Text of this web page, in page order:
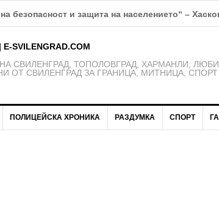
Свиленград – 1921 получават нови екипи
СВИЛЕНГРАД, ТОПОЛОВГРАД, ХАРМАНЛИ,
ОТ СВИЛЕНГРАД ЗА ГРАНИЦА, МИТНИЦА, СПОРТ
ПОЛИЦЕЙСКА ХРОНИКА РАЗДУМКА СПОРТ